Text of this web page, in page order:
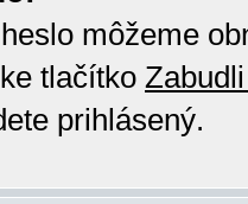
môžeme
tlačítko
prihlásený.